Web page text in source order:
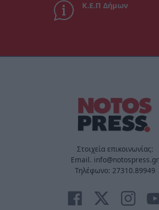
Κ.Ε.Π Δήμων
Στοιχεία επικοινωνίας:
Email. info@notospress.gr
Τηλέφωνο: 27310.89949